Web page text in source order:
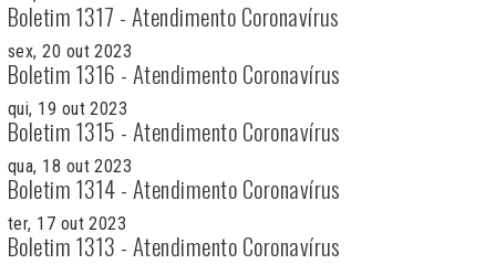
Boletim 1317 - Atendimento Coronavírus
sex, 20 out 2023
Boletim 1316 - Atendimento Coronavírus
qui, 19 out 2023
Boletim 1315 - Atendimento Coronavírus
qua, 18 out 2023
Boletim 1314 - Atendimento Coronavírus
ter, 17 out 2023
Boletim 1313 - Atendimento Coronavírus